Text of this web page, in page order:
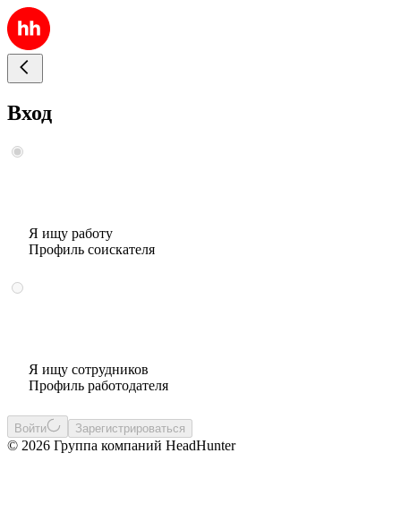
Вход
Я ищу работу
Профиль соискателя
Я ищу сотрудников
Профиль работодателя
Войти Зарегистрироваться
© 2026 Группа компаний HeadHunter